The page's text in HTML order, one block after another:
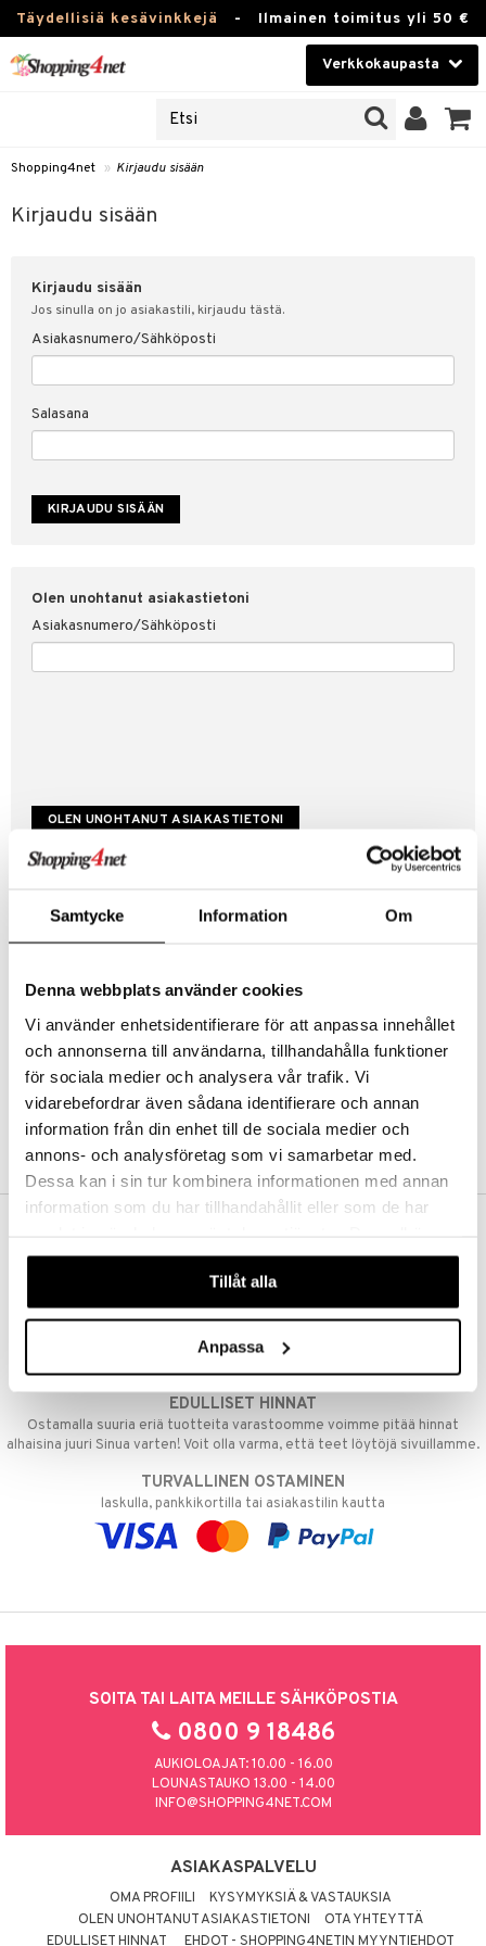
Samtycke Information Om
Denna webbplats använder cookies
Vi använder enhetsidentifierare för att anpassa innehållet
och annonserna till användarna, tillhandahålla funktioner
för sociala medier och analysera vår trafik. Vi
vidarebefordrar även sådana identifierare och annan
information från din enhet till de sociala medier och
annons- och analysföretag som vi samarbetar med.
Dessa kan i sin tur kombinera informationen med annan
information som du har tillhandahållit eller som de har
våra cookies vid fortsatt användande av vår webbplats.
Tillåt alla
Anpassa
Täydellisiä kesävinkkejä - Ilmainen toimitus yli 50 €
Verkkokaupasta
Piilolinssit
Luontaistuotteet
Fitness
Koti & Sisustus
Lelut, Lapsi & Vauva
Tuotemerkkejä
Shopping4net » Kirjaudu sisään
Kirjaudu sisään
Kirjaudu sisään
Jos sinulla on jo asiakastili, kirjaudu tästä.
Asiakasnumero/Sähköposti
Salasana
Olen unohtanut asiakastietoni
Asiakasnumero/Sähköposti
Luo uusi asiakas
Hyviä tarjouksia
Kestotilaus
Arvostele tuotteita
Toivelistat
LUO ASIAKAS
sisään
& vastauksia
myyntiehdot
suojaus
Aina maksuton vaihtoehto, huolimatta siitä ostatko yksittäisen
tuotteen tai koko tilauksellesi joka ylittää 50 €.
NOPEAT TOIMITUKSET
Ennen kello 13.00 tehdyt tilaukset lähetetään normaalisti samana
EDULLISET HINNAT
Ostamalla suuria eriä tuotteita varastoomme voimme pitää hinnat
alhaisina juuri Sinua varten! Voit olla varma, että teet löytöjä sivuillamme.
TURVALLINEN OSTAMINEN
laskulla, pankkikortilla tai asiakastilin kautta
SOITA TAI LAITA MEILLE SÄHKÖPOSTIA
0800 9 18486
AUKIOLOAJAT: 10.00 - 16.00
LOUNASTAUKO 13.00 - 14.00
INFO@SHOPPING4NET.COM
ASIAKASPALVELU
OMA PROFIILI
KYSYMYKSIÄ & VASTAUKSIA
OLEN UNOHTANUT ASIAKASTIETONI
OTA YHTEYTTÄ
EDULLISET HINNAT
EHDOT - SHOPPING4NETIN MYYNTIEHDOT